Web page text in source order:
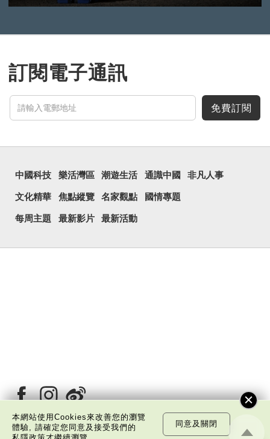
訂閱電子通訊
免費訂閱
中國科技 樂活灣區 潮遊生活 通識中國 非凡人事
文化精華 焦點縱覽 名家觀點 國情專題
每周主題 最新影片 最新活動
本網站使用Cookies來改善您的瀏覽
體驗, 請確定您同意及接受我們的
同意及關閉